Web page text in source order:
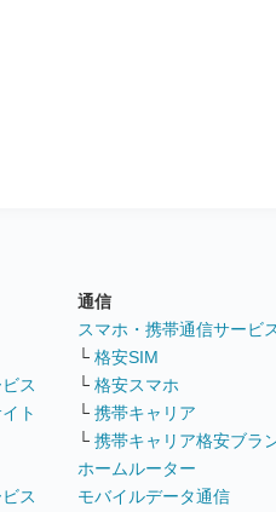
ス
ト
ス
通信
スマホ・携帯通信サービ
└ 格安SIM
└ 格安スマホ
└ 携帯キャリア
└ 携帯キャリア格安ブラ
ホームルーター
モバイルデータ通信